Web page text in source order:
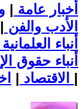
أخبار عامة |
الأدب والفن |
أنباء العلمانية
أنباء حقوق
الاقتصاد | |